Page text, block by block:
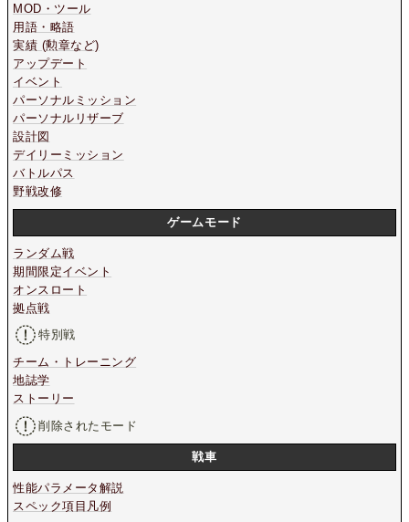
MOD・ツール
用語・略語
実績 (勲章など)
アップデート
イベント
パーソナルミッション
パーソナルリザーブ
設計図
デイリーミッション
バトルパス
野戦改修
ゲームモード
ランダム戦
期間限定イベント
オンスロート
拠点戦
特別戦
チーム・トレーニング
地誌学
ストーリー
削除されたモード
戦車
性能パラメータ解説
スペック項目凡例